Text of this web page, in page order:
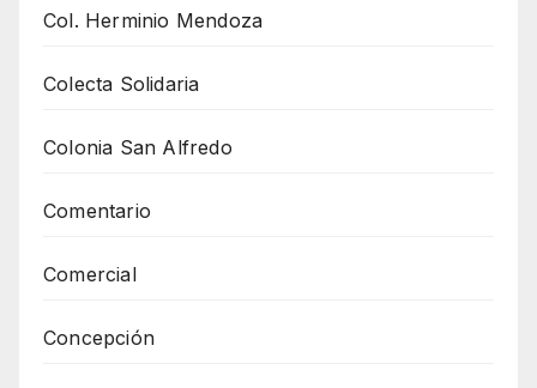
Col. Herminio Mendoza
Colecta Solidaria
Colonia San Alfredo
Comentario
Comercial
Concepción